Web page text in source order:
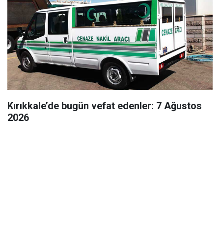
Kırıkkale’de bugün vefat edenler: 7 Ağustos
2026